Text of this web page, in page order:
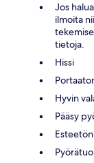
Jos
ilmoita
tietoja.
Hissi
Hyvin
Pääsy